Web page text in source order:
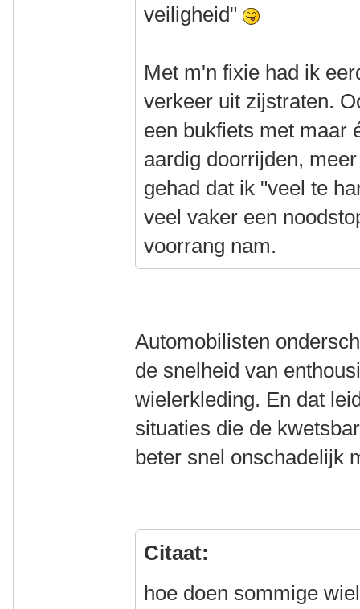
veiligheid"
Met m'n fixie had ik
verkeer uit zijstraten.
een bukfiets met maar
aardig doorrijden,
gehad dat ik "veel te
veel vaker een
voorrang nam.
Automobilisten
de snelheid van
wielerkleding. En dat
situaties die de
beter snel onschadelijk
Citaat:
hoe doen sommige